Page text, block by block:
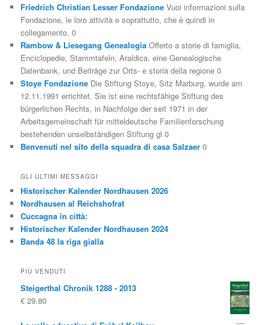
Friedrich Christian Lesser Fondazione Vuoi informazioni sulla
Fondazione, le loro attività e soprattutto, che è quindi in
collegamento. 0
Rambow & Liesegang Genealogia Offerto a storie di famiglia,
Enciclopedie, Stammtafeln, Araldica, eine Genealogische
Datenbank, und Beiträge zur Orts- e storia della regione 0
Stoye Fondazione Die Stiftung Stoye, Sitz Marburg, wurde am
12.11.1991 errichtet. Sie ist eine rechtsfähige Stiftung des
bürgerlichen Rechts, in Nachfolge der seit 1971 in der
Arbeitsgemeinschaft für mitteldeutsche Familienforschung
bestehenden unselbständigen Stiftung gl 0
Benvenuti nel sito della squadra di casa Salzaer 0
GLI ULTIMI MESSAGGI
Historischer Kalender Nordhausen 2026
Nordhausen al Reichshofrat
Cuccagna in città:
Historischer Kalender Nordhausen 2024
Banda 48 la riga gialla
PIÙ VENDUTI
Steigerthal Chronik 1288 - 2013
€ 29.80